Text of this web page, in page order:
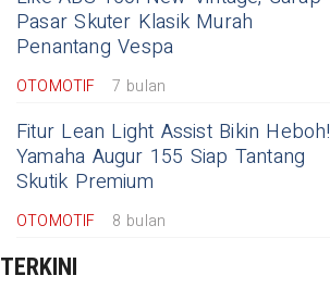
Pasar Skuter Klasik Murah
Penantang Vespa
OTOMOTIF 7 bulan
Fitur Lean Light Assist Bikin Heboh!
Yamaha Augur 155 Siap Tantang
Skutik Premium
OTOMOTIF 8 bulan
TERKINI